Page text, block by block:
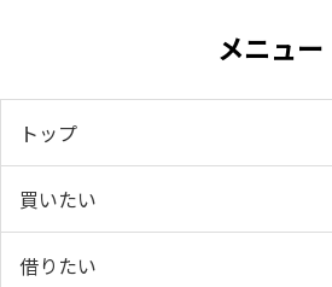
メニュー
トップ
買いたい
借りたい